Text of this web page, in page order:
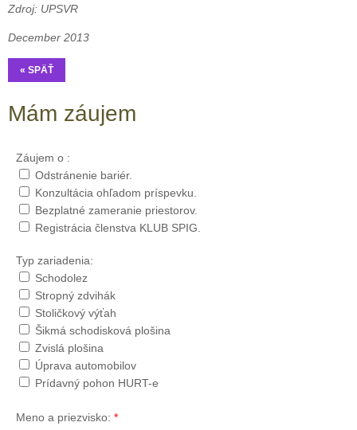
Zdroj: UPSVR
December 2013
« SPÄŤ
Mám záujem
Záujem o :
Odstránenie bariér.
Konzultácia ohľadom príspevku.
Bezplatné zameranie priestorov.
Registrácia členstva KLUB SPIG.
Typ zariadenia:
Schodolez
Stropný zdvihák
Stoličkový výťah
Šikmá schodisková plošina
Zvislá plošina
Úprava automobilov
Prídavný pohon HURT-e
Meno a priezvisko: *